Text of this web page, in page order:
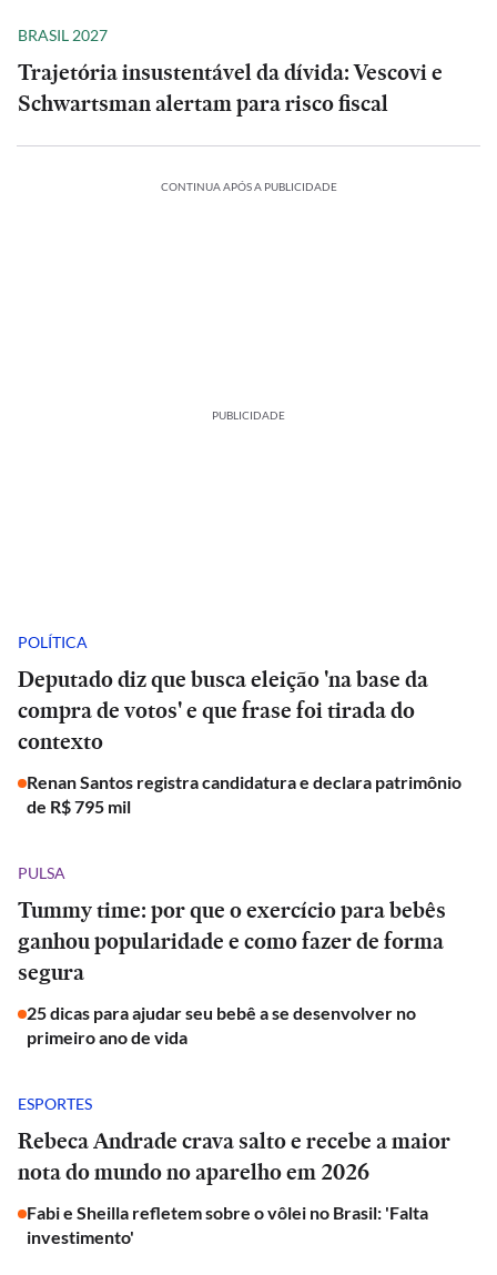
BRASIL 2027
Trajetória insustentável da dívida: Vescovi e
Schwartsman alertam para risco fiscal
CONTINUA APÓS A PUBLICIDADE
PUBLICIDADE
POLÍTICA
Deputado diz que busca eleição 'na base da
compra de votos' e que frase foi tirada do
contexto
Renan Santos registra candidatura e declara patrimônio
de R$ 795 mil
PULSA
Tummy time: por que o exercício para bebês
ganhou popularidade e como fazer de forma
segura
25 dicas para ajudar seu bebê a se desenvolver no
primeiro ano de vida
ESPORTES
Rebeca Andrade crava salto e recebe a maior
nota do mundo no aparelho em 2026
Fabi e Sheilla refletem sobre o vôlei no Brasil: 'Falta
investimento'